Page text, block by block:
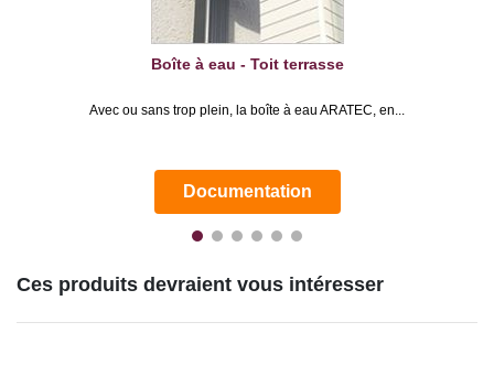
Boîte à eau - Toit terrasse
Avec ou sans trop plein, la boîte à eau ARATEC, en...
Documentation
Ces produits devraient vous intéresser